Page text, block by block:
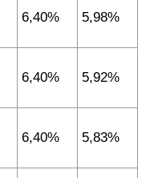
6,40% 5,98%
6,40% 5,92%
6,40% 5,83%